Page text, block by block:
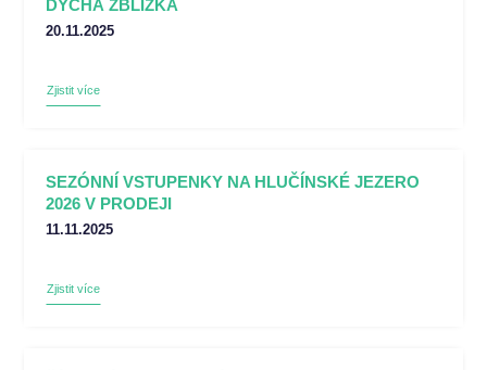
DÝCHÁ ZBLÍZKA
20.11.2025
Zjistit více
SEZÓNNÍ VSTUPENKY NA HLUČÍNSKÉ JEZERO
2026 V PRODEJI
11.11.2025
Zjistit více